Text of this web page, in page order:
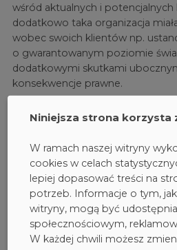
wśród aktualnych i potencjalnych
dodatkowo taka organizacja
wobec swoich klientów np.
o gwarantowanym poziomie
dodatkowymi skutkami
konsekwencje prawne.
Właśnie z uwagi na wskazane
zabezpieczyć swoją firmę czy
adekwatne do zagrożeń
O tym jakie dane wyciekają,
przed takimi sytuacjami i co to
przeczytacie w kolejnych
danych – co oznacza i jak się
Niniejsza strona korzysta
W ramach naszej witryny
cookies w celach
lepiej dopasować treści na
potrzeb. Informacje o tym,
witryny, mogą być
społecznościowym,
W każdej chwili możesz